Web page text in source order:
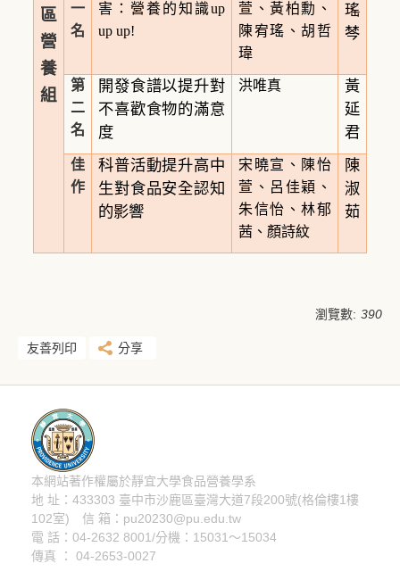
區
營
養
組
一
名
害：營養的知識up
up up!
萱、黃柏勳、
陳宥瑤、胡哲
瑋
瑤
棽
第
二
名
開發食譜以提升對
不喜歡食物的滿意
度
洪唯真
黃
延
君
佳
作
科普活動提升高中
生對食品安全認知
的影響
宋曉宣、陳怡
萱、呂佳穎、
朱信怡、林郁
茜、顏詩紋
陳
淑
茹
瀏覽數: 390
友善列印 分享
本網站著作權屬於靜宜大學食品營養學系
地 址：433303 臺中市沙鹿區臺灣大道7段200號(格倫樓1樓
102室) 信 箱：pu20230@pu.edu.tw
電 話：04-2632 8001/分機：15031～15034
傳真 ： 04-2653-0027